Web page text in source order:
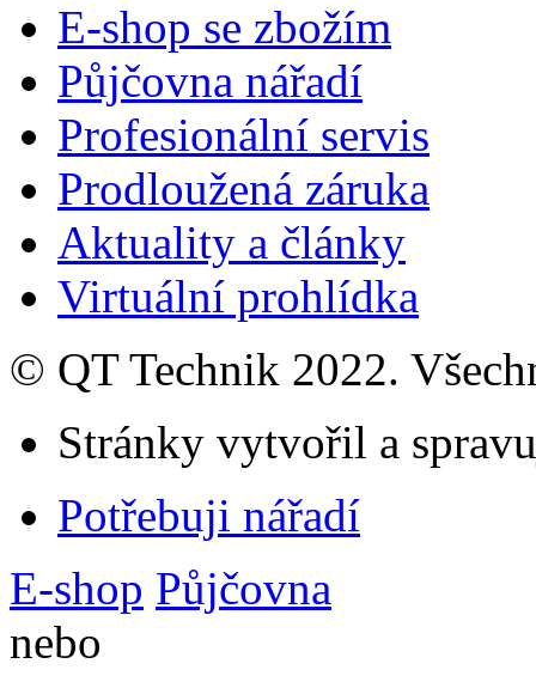
E-shop se zbožím
Půjčovna nářadí
Profesionální servis
Prodloužená záruka
Aktuality a články
Virtuální prohlídka
© QT Technik 2022.
Stránky vytvořil a
Potřebuji nářadí
E-shop Půjčovna
nebo